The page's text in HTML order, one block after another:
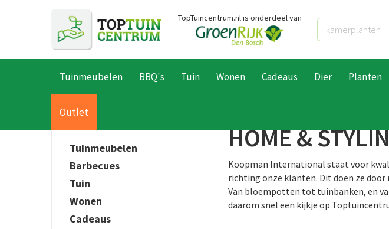
Home Producten
TopTuincentrum.nl is onderdeel van
Tuinmeubelen BBQ's Tuin Wonen Cadeaus Dier Planten
Outlet
HOME &
Koopman International staat voor
richting onze klanten. Dit doen ze
Van bloempotten tot tuinbanken, en
daarom snel een kijkje op
Tuinmeubelen
Barbecues
Tuin
Wonen
Cadeaus